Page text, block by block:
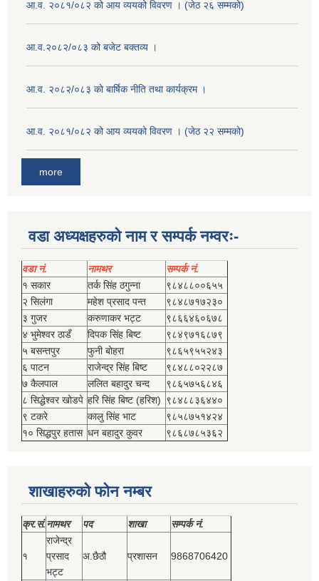
आ.व. २०८१/०८२ को आय व्ययको विवरण । (जेठ २६ सम्मको)
आ.व.२०८२/०८३ को बजेट बक्तव्य ।
आ.व. २०८२/०८३ को बार्षिक नीति तथा कार्यक्रम ।
आ.व. २०८१/०८२ को आय व्ययको विवरण । (जेठ २२ सम्मको)
more
वडा अध्यक्षहरुको नाम र सम्पर्क नम्वरः-
वडा नं. नामथर
सम्पर्क नं.
१ सकार
तर्क सिंह ठगुन्‍ना
९८४८८००६५५
२ सिलंगा
महेश प्रसाद पन्त
९८४८७१७२३०
३ गुजर
करुणाकर भट्ट
९८६६४६०६७८
४ भुमेश्‍वर ठाडँ
दिपक सिंह बिष्‍ट
९८४९७१६८७९
५ बसन्तपुर
फुनी बोहरा
९८६५९५५२४३
६ पाटन
राजेन्द्र सिंह बिष्‍ट
९८४८८०२२८७
७ कैलपाल
ललित बहादुर चन्द
९८६५७५६८४६
८ सिद्धेश्‍वर खोडपे हरि सिंह बिष्‍ट (हरिश) ९८४८८३६४४०
९ टकरे
कालु सिंह भाट
९८५८७५१४२४
१० सिद्धपुर हतास धन बहादुर कुवर ९८६८७८५३६२
शाखाहरुको फोन नम्बर
क्र.सं.नामथर पद शाखा सम्‍पर्क नं.
१
राजेन्द्र
प्रसाद
भट्ट
अ.छैठौ प्रशासन 9868706420